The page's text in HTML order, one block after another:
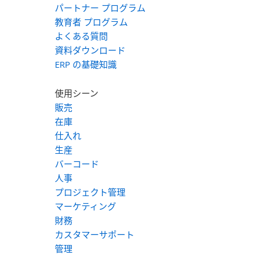
パートナー プログラム
教育者 プログラム
よくある質問
資料ダウンロード
ERP の基礎知識
使用シーン
販売
在庫
仕入れ
生産
バーコード
人事
プロジェクト管理
マーケティング
財務
カスタマーサポート
管理